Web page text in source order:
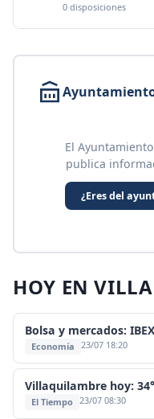
0 disposiciones
El
publica
¿Eres del
HOY EN
Bolsa y mercados:
Economía 23/07 18:20
Villaquilambre hoy:
El Tiempo 23/07 08:30